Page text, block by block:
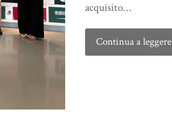
acquisito…
Continua a leggere